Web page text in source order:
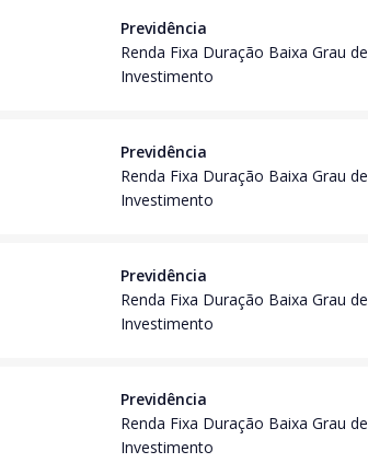
Previdência
Renda Fixa Duração Baixa Grau de
Investimento
Previdência
Renda Fixa Duração Baixa Grau de
Investimento
Previdência
Renda Fixa Duração Baixa Grau de
Investimento
Previdência
Renda Fixa Duração Baixa Grau de
Investimento